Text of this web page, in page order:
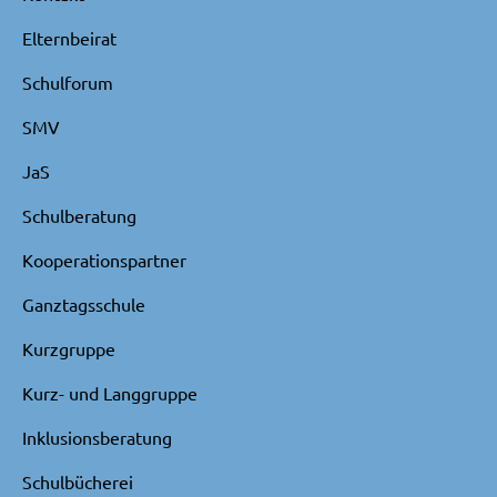
Elternbeirat
Schulforum
SMV
JaS
Schulberatung
Kooperationspartner
Ganztagsschule
Kurzgruppe
Kurz- und Langgruppe
Inklusionsberatung
Schulbücherei